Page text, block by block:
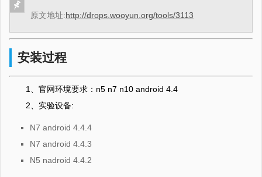
原文地址:http://drops.wooyun.org/tools/3113
安装过程
1、官网环境要求：n5 n7 n10 android 4.4
2、实验设备:
N7 android 4.4.4
N7 android 4.4.3
N5 nadroid 4.4.2